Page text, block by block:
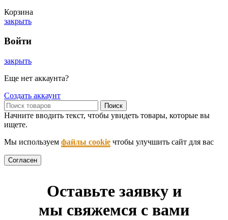
Корзина
закрыть
Войти
закрыть
Еще нет аккаунта?
Создать аккаунт
Поиск
Начните вводить текст, чтобы увидеть товары, которые вы
ищете.
Мы используем файлы cookie чтобы улучшить сайт для вас
Согласен
Оставьте заявку и
мы свяжемся с вами